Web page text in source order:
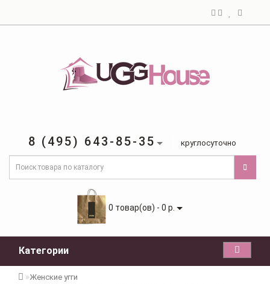
8 (495) 643-85-35 круглосуточно
0 товар(ов) - 0 р.
Категории
Женские угги